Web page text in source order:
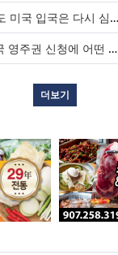
입국은 다시 심사받습니다.
한국의 기소중지, 미국 영주권 신청에 어떤 영향을 미칠까?
더보기